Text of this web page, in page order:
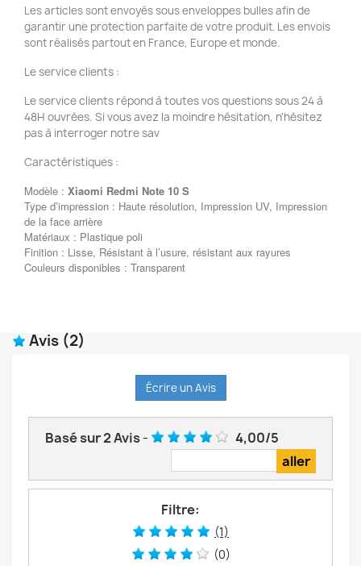
Les articles sont envoyés sous enveloppes bulles afin de
garantir une protection parfaite de votre produit. Les envois
sont réalisés partout en France, Europe et monde.
Le service clients :
Le service clients répond à toutes vos questions sous 24 à
48H ouvrées. Si vous avez la moindre hésitation, n'hésitez
pas à interroger notre sav
Caractéristiques :
Modèle : Xiaomi Redmi Note 10 S
Type d’impression : Haute résolution, Impression UV, Impression
de la face arrière
Matériaux : Plastique poli
Finition : Lisse, Résistant à l’usure, résistant aux rayures
Couleurs disponibles : Transparent
Avis (2)
Écrire un Avis
Basé sur2Avis- 4,00/5
Filtre:
(1)
(0)